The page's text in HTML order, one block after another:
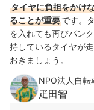
タイヤに負担をかけ
ることが重要です。
を入れても再びパン
持しているタイヤが
おきましょう。
NPO法人自転
疋田智